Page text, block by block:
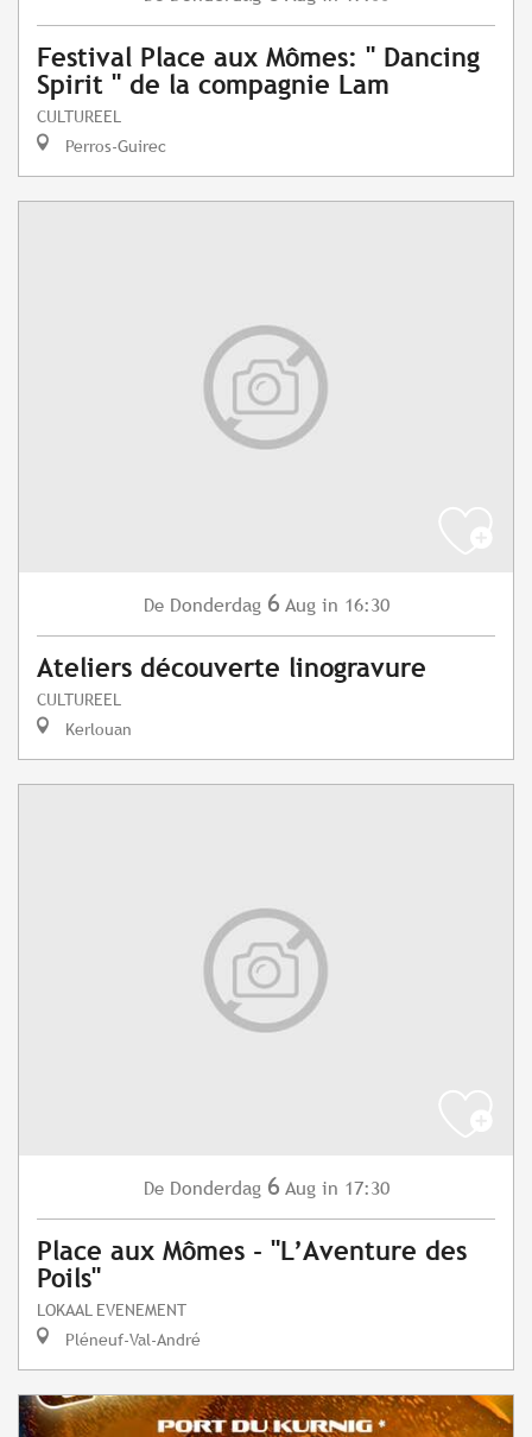
Festival Place aux Mômes: " Dancing
Spirit " de la compagnie Lam
CULTUREEL
Perros-Guirec
De Donderdag 6 Aug in 16:30
Ateliers découverte linogravure
CULTUREEL
Kerlouan
De Donderdag 6 Aug in 17:30
Place aux Mômes - "L’Aventure des
Poils"
LOKAAL EVENEMENT
Pléneuf-Val-André